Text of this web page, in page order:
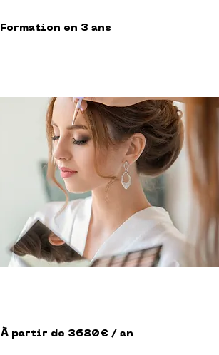
Formation en 3 ans
À partir de 3680€ / an